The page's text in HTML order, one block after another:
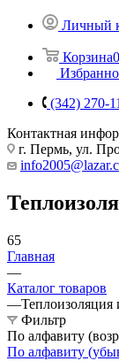
Личный
Корзина0
(342) 270-
Контактная
г. Пермь, ул.
65
Главная
—
Каталог товаров
—
Фильтр
По алфавиту
По алфавиту